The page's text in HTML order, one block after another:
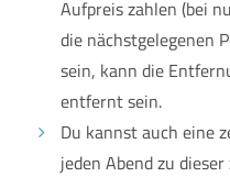
Aufpreis zahlen (bei
die nächstgelegenen
sein, kann die
entfernt sein.
Du kannst auch eine
jeden Abend zu